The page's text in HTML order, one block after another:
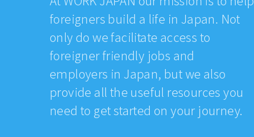
foreigners build a life in Japan. Not
only do we facilitate access to
foreigner friendly jobs and
employers in Japan, but we also
provide all the useful resources you
need to get started on your journey.